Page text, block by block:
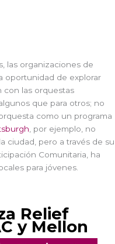
las organizaciones de
oportunidad de explorar
con las orquestas
que para otros; no
como un programa
, por ejemplo, no
ciudad, pero a través de su
Comunitaria, ha
para jóvenes.
Relief
y Mellon